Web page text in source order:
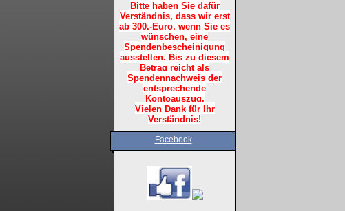
Bitte haben Sie dafür
Verständnis, dass wir erst
ab 300.-Euro, wenn Sie es
wünschen, eine
Spendenbescheinigung
ausstellen. Bis zu diesem
Betrag reicht als
Spendennachweis der
entsprechende
Kontoauszug.
Vielen Dank für Ihr
Verständnis!
Facebook